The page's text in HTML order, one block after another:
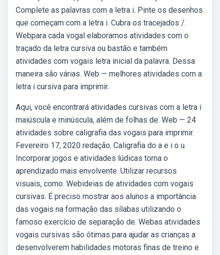
Complete as palavras com a letra i. Pinte os desenhos
que começam com a letra i. Cubra os tracejados /.
Webpara cada vogal elaboramos atividades com o
traçado da letra cursiva ou bastão e também
atividades com vogais letra inicial da palavra. Dessa
maneira são várias. Web — melhores atividades com a
letra i cursiva para imprimir.
Aqui, você encontrará atividades cursivas com a letra i
maiúscula e minúscula, além de folhas de. Web — 24
atividades sobre caligrafia das vogais para imprimir.
Fevereiro 17, 2020 redação. Caligrafia do a e i o u.
Incorporar jogos e atividades lúdicas torna o
aprendizado mais envolvente. Utilizar recursos
visuais, como. Webideias de atividades com vogais
cursivas. É preciso mostrar aos alunos a importância
das vogais na formação das sílabas utilizando o
famoso exercício de separação de. Webas atividades
vogais cursivas são ótimas para ajudar as crianças a
desenvolverem habilidades motoras finas de treino e